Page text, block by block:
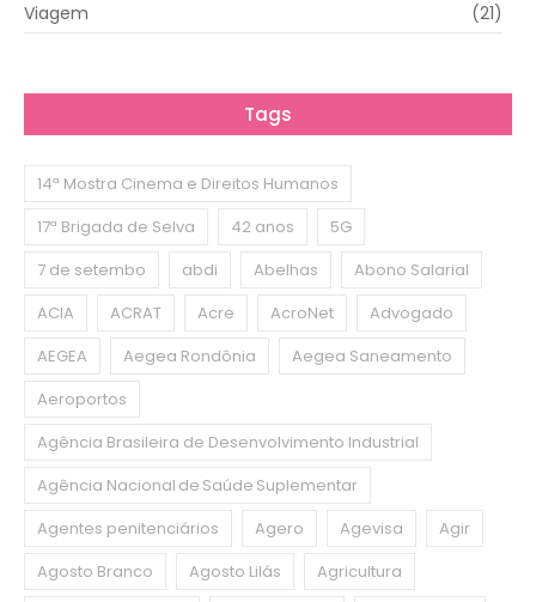
Viagem
(21)
Tags
14ª Mostra Cinema e Direitos Humanos
17ª Brigada de Selva
42 anos
5G
7 de setembo
abdi Abelhas
Abono Salarial
ACIA
ACRAT Acre AcroNet
Advogado
AEGEA
Aegea Rondônia
Aegea Saneamento
Aeroportos
Agência Brasileira de Desenvolvimento Industrial
Agência Nacional de Saúde Suplementar
Agentes penitenciários
Agero Agevisa
Agir
Agosto Branco
Agosto Lilás
Agricultura